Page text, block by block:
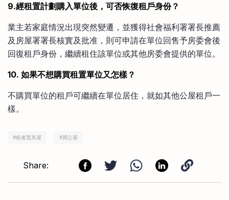
9.經租置計劃購入單位後，可否恢復租戶身份？
業主若家庭情況出現突然變遷，並獲得社會福利署署長推薦
及房屋署署長核實及批准，則可申請在單位回售予房委會後
回復租戶身份，繼續租住該單位或其他房委會提供的單位。
10. 如果不想購買租置單位又怎樣？
不購買單位的租戶可繼續在單位居住，就如其他公屋租戶一
樣。
#租者置其屋 #買公屋
Share: